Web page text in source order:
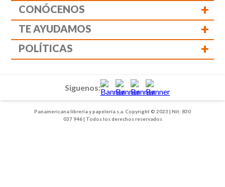
CONÓCENOS +
TE AYUDAMOS +
POLÍTICAS +
Panamericana librería y papelería s.a. Copyright © 2023 | Nit: 830
037 946 | Todos los derechos reservados
Siguenos: